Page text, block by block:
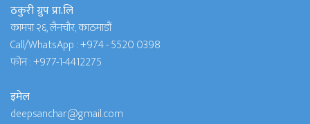
ठकुरी ग्रुप प्रा.लि
कामपा २६, लैनचौर, काठमाडौं
Call/WhatsApp :+974 - 5520 0398
फोन :+977-1-4412275
इमेल
deepsanchar@gmail.com